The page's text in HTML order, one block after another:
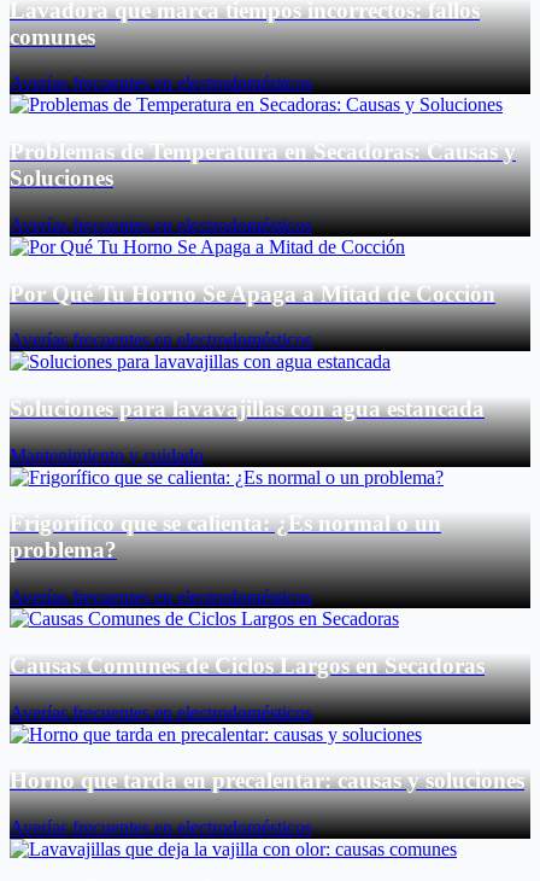
Lavadora que marca tiempos incorrectos: fallos
comunes
Averías frecuentes en electrodomésticos
Problemas de Temperatura en Secadoras: Causas y
Soluciones
Averías frecuentes en electrodomésticos
Por Qué Tu Horno Se Apaga a Mitad de Cocción
Averías frecuentes en electrodomésticos
Soluciones para lavavajillas con agua estancada
Mantenimiento y cuidado
Frigorífico que se calienta: ¿Es normal o un
problema?
Averías frecuentes en electrodomésticos
Causas Comunes de Ciclos Largos en Secadoras
Averías frecuentes en electrodomésticos
Horno que tarda en precalentar: causas y soluciones
Averías frecuentes en electrodomésticos